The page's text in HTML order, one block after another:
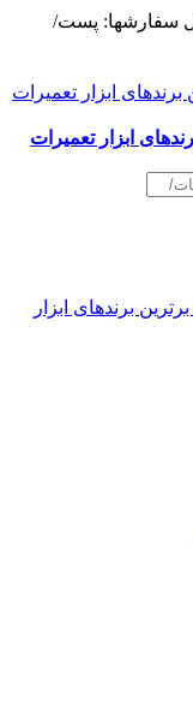
سفارشها: پست/
ابزار تعمیرات